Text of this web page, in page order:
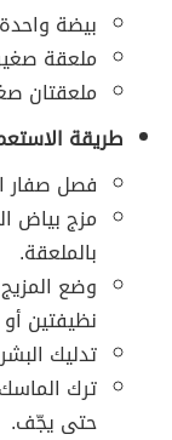
بيضة
ملعقة
ملعقتان
طريقة
فصل صفار
مزج بياض
بالملعقة.
وضع
نظيفتين
تدليك البشرة
حتى يجّف.